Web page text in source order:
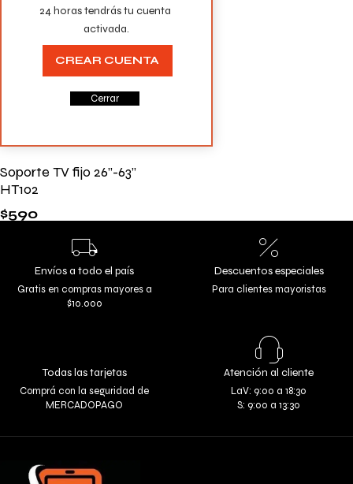
Soporte TV fijo 26’’-63’’
HT102
$590
Envíos a todo el país
Gratis en compras mayores a
$10.000
Descuentos especiales
Para clientes mayoristas
Todas las tarjetas
Comprá con la seguridad de
MERCADOPAGO
Atención al cliente
LaV: 9:00 a 18:30
S: 9:00 a 13:30
24 horas tendrás tu cuenta
activada.
CREAR CUENTA
Cerrar